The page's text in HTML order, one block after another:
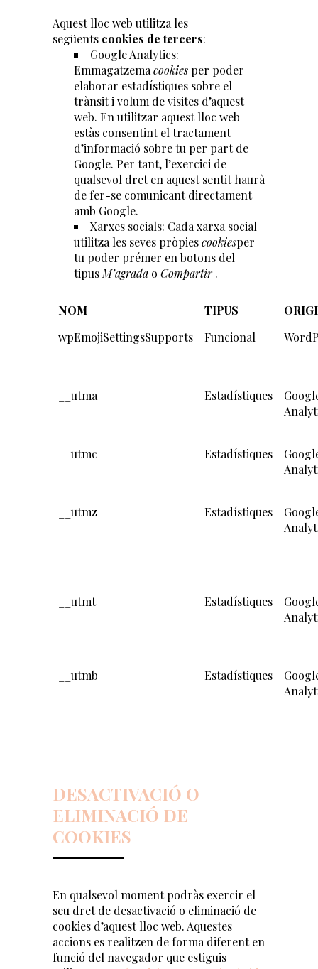
Aquest lloc web utilitza les
següents cookies de tercers:
Google Analytics:
Emmagatzema cookies per poder
elaborar estadístiques sobre el
trànsit i volum de visites d’aquest
web. En utilitzar aquest lloc web
estàs consentint el tractament
d’informació sobre tu per part de
Google. Per tant, l’exercici de
qualsevol dret en aquest sentit haurà
de fer-se comunicant directament
amb Google.
Xarxes socials: Cada xarxa social
utilitza les seves pròpiescookiesper
tu poder prémer en botons del
tipus M’agrada o Compartir.
NOM TIPUS
wpEmojiSettingsSupports
Funcional
__utma Estadístiques
__utmc Estadístiques
__utmz Estadístiques
__utmt Estadístiques
__utmb Estadístiques
DESACTIVACIÓ O
ELIMINACIÓ DE
COOKIES
En qualsevol moment podràs exercir el
seu dret de desactivació o eliminació de
cookies d’aquest lloc web. Aquestes
accions es realitzen de forma diferent en
funció del navegador que estiguis